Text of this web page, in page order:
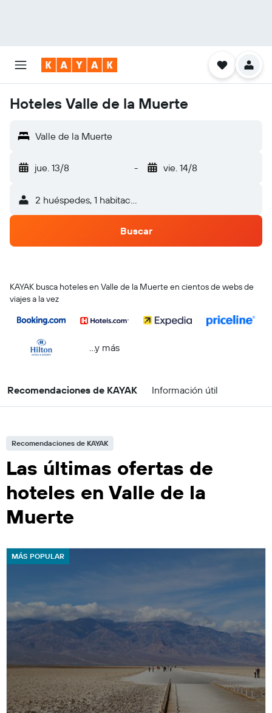
Hoteles Valle de la Muerte
Valle de la Muerte
jue. 13/8 - vie. 14/8
2 huéspedes, 1 habitación
Buscar
KAYAK busca hoteles en Valle de la Muerte en cientos de webs de
viajes a la vez
...y más
Recomendaciones de KAYAK Información útil
Recomendaciones de KAYAK
Las últimas ofertas de
hoteles en Valle de la
Muerte
MÁS POPULAR